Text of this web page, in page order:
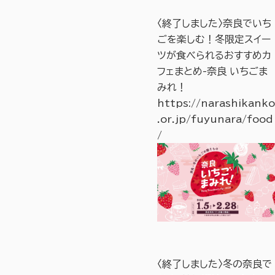
〈終了しました〉奈良でいち
ごを楽しむ！冬限定スイー
ツが食べられるおすすめカ
フェまとめ-奈良 いちごま
みれ！
https://narashikanko
.or.jp/fuyunara/food
/
〈終了しました〉冬の奈良で